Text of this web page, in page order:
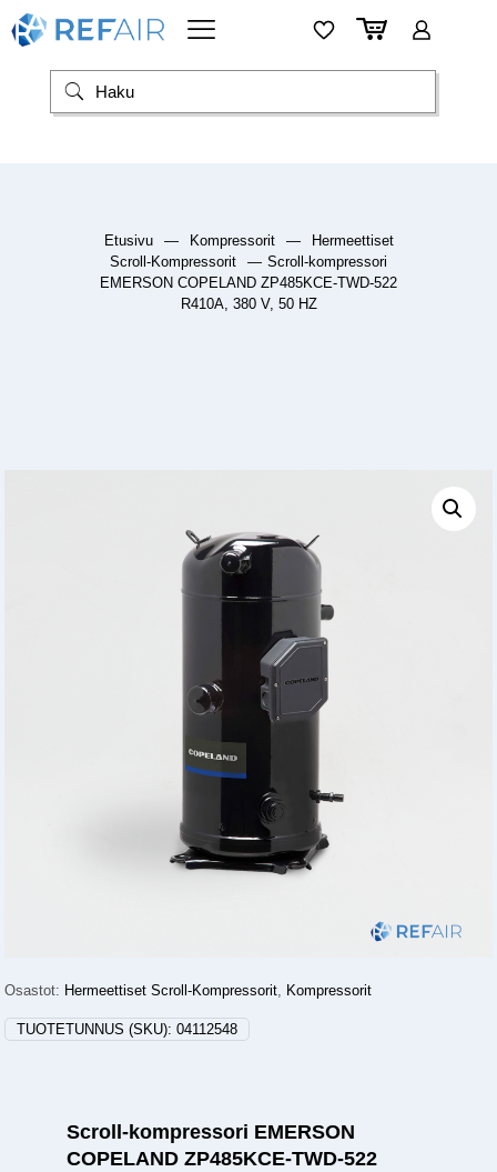
Etusivu — Kompressorit —
Hermeettiset
Scroll-Kompressorit
— Scroll-kompressori
EMERSON COPELAND ZP485KCE-TWD-522
R410A, 380 V, 50 HZ
Osastot: Hermeettiset Scroll-Kompressorit, Kompressorit
TUOTETUNNUS (SKU):04112548
Scroll-kompressori EMERSON
COPELAND ZP485KCE-TWD-522